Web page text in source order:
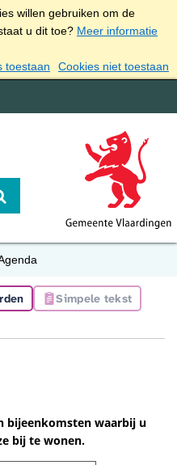
willen gebruiken om de
u dit toe? Meer informatie
toestaan
Cookies niet toestaan
Simpele tekst
bijeenkomsten waarbij u
bij te wonen.